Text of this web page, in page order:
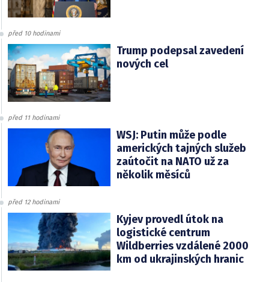
před 10 hodinami
Trump podepsal zavedení
nových cel
před 11 hodinami
WSJ: Putin může podle
amerických tajných služeb
zaútočit na NATO už za
několik měsíců
před 12 hodinami
Kyjev provedl útok na
logistické centrum
Wildberries vzdálené 2000
km od ukrajinských hranic